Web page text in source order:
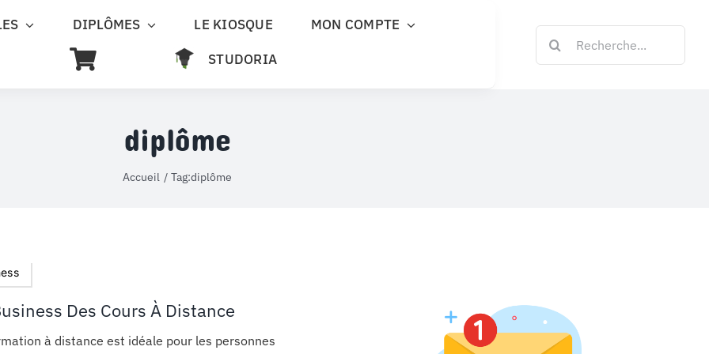
DIPLÔMES LE KIOSQUE
MON COMPTE
STUDORIA
diplôme
Accueil Tag:diplôme
Des Cours À Distance
à distance est idéale pour les personnes